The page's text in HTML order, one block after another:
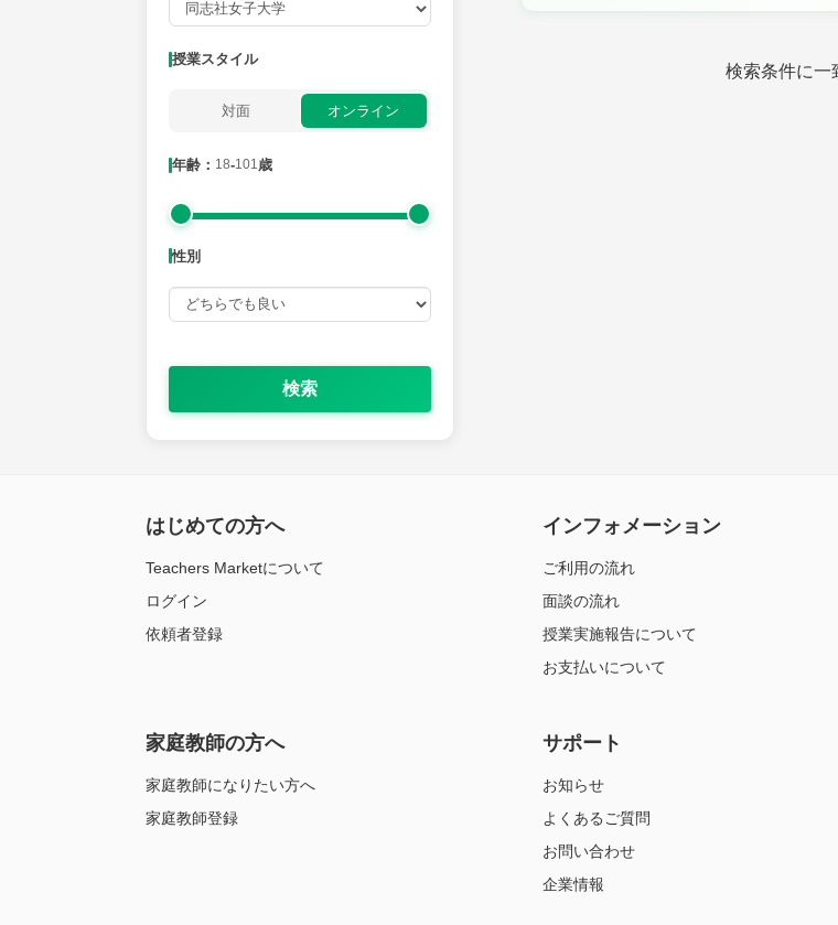
授業スタイル
対面 オンライン
年齢： 18-101歳
性別
検索
検索条件に一
所属大学
はじめての方へ
Teachers Marketについて
ログイン
依頼者登録
インフォメーション
ご利用の流れ
面談の流れ
授業実施報告について
お支払いについて
家庭教師の方へ
家庭教師になりたい方へ
家庭教師登録
サポート
お知らせ
よくあるご質問
お問い合わせ
企業情報